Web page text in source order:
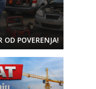
OD POVERENJA!